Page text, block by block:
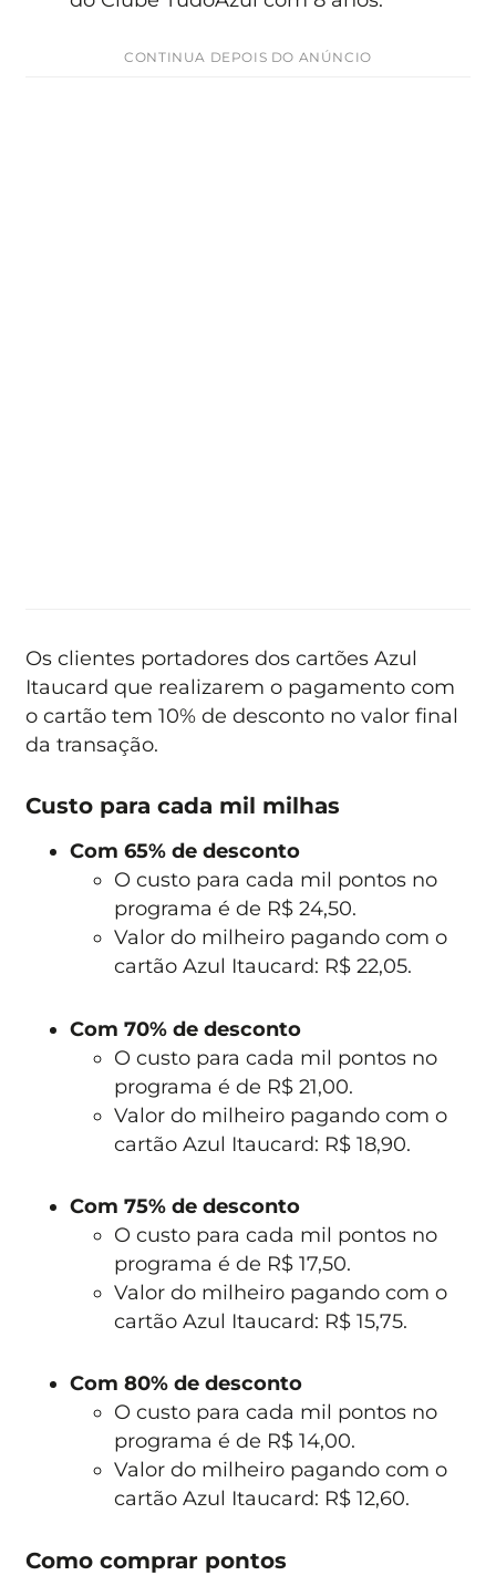
CONTINUA DEPOIS DO ANÚNCIO
Os clientes portadores dos cartões Azul
Itaucard que realizarem o pagamento com
o cartão tem 10% de desconto no valor final
da transação.
Custo para cada mil milhas
Com 65% de desconto
O custo para cada mil pontos no
programa é de R$ 24,50.
Valor do milheiro pagando com o
cartão Azul Itaucard: R$ 22,05.
Com 70% de desconto
O custo para cada mil pontos no
programa é de R$ 21,00.
Valor do milheiro pagando com o
cartão Azul Itaucard: R$ 18,90.
Com 75% de desconto
O custo para cada mil pontos no
programa é de R$ 17,50.
Valor do milheiro pagando com o
cartão Azul Itaucard: R$ 15,75.
Com 80% de desconto
O custo para cada mil pontos no
programa é de R$ 14,00.
Valor do milheiro pagando com o
cartão Azul Itaucard: R$ 12,60.
Como comprar pontos